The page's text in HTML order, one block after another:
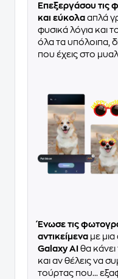
Επεξεργάσου τις
και εύκολα απλά
φυσικά λόγια και
όλα τα υπόλοιπα,
που έχεις στο
Ένωσε τις
αντικείμενα με
Galaxy AI θα
και αν θέλεις να
τούρτας που...